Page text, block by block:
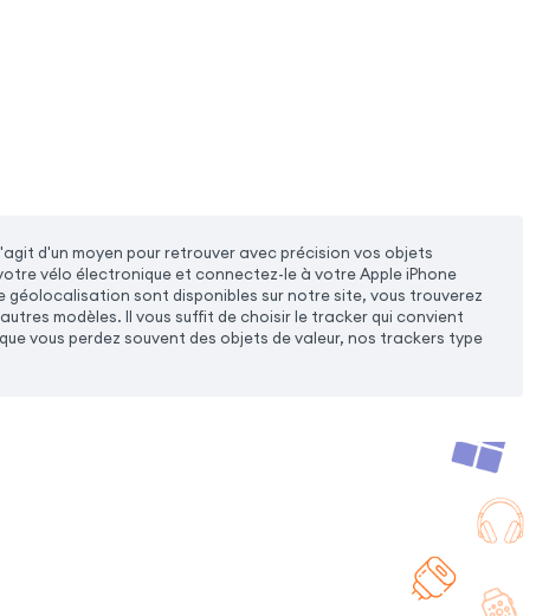
d'un moyen pour retrouver avec précision vos objets
vélo électronique et connectez-le à votre Apple iPhone
sont disponibles sur notre site, vous trouverez
modèles. Il vous suffit de choisir le tracker qui convient
vous perdez souvent des objets de valeur, nos trackers type